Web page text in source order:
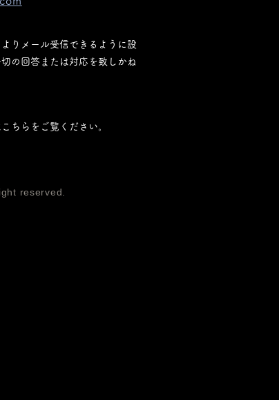
りメール受信できるように設
の回答または対応を致しかね
こちら をご覧ください。
reserved.